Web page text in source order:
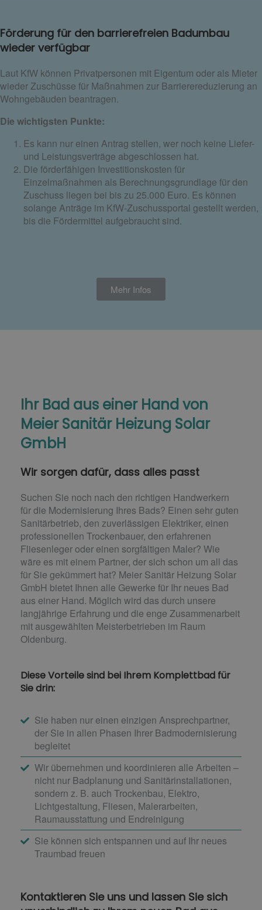
Förderung für den barrierefreien Badumbau
wieder verfügbar
Laut KfW können Privatpersonen mit Eigentum oder als Mieter
wieder Zuschüsse für Maßnahmen zur Barrierereduzierung an
Wohngebäuden beantragen.
Die wichtigsten Punkte:
Es kann nur einen Antrag stellen, wer noch keine Liefer-
und Leistungsverträge abgeschlossen hat.
Die förderfähigen Investitionskosten für
Einzelmaßnahmen als Berechnungsgrundlage für den
Zuschuss liegen bei bis zu 25.000 Euro. Es können
solange Anträge im KfW-Zuschussportal gestellt werden,
bis die Fördermittel aufgebraucht sind.
Mehr Infos
Ihr Bad aus einer Hand​ von
Meier Sanitär Heizung Solar
GmbH
Wir sorgen dafür, dass alles passt
Suchen Sie noch nach den richtigen Handwerkern
für die Modernisierung Ihres Bads? Einen sehr guten
Sanitärbetrieb, den zuverlässigen Elektriker, einen
professionellen Trockenbauer, den erfahrenen
Fliesenleger oder einen sorgfältigen Maler? Wie
wäre es mit einem Partner, der sich schon um all das
für Sie gekümmert hat? Meier Sanitär Heizung Solar
GmbH bietet Ihnen alle Gewerke für Ihr neues Bad
aus einer Hand. Möglich wird das durch unsere
langjährige Erfahrung und die enge Zusammenarbeit
mit ausgewählten Meisterbetrieben im Raum
Oldenburg.
Diese Vorteile sind bei Ihrem Komplettbad für
Sie drin:
Sie haben nur einen einzigen Ansprechpartner,
der Sie in allen Phasen Ihrer Badmodernisierung
begleitet
Wir übernehmen und koordinieren alle Arbeiten –
nicht nur Badplanung und Sanitärinstallationen,
sondern z. B. auch Trockenbau, Elektro,
Lichtgestaltung, Fliesen, Malerarbeiten,
Raumausstattung und Endreinigung
Sie können sich entspannen und auf Ihr neues
Traumbad freuen
Kontaktieren Sie uns und lassen Sie sich